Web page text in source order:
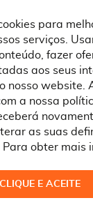
para
serviços.
fazer
aos seus
nosso website.
a nossa
as suas
obter mais
CLIQUE E ACEITE
Venda
Zarco,
046 100
2026 - Powered by
da Suprides deverá
a
adaptadas ao
cookies a qualquer